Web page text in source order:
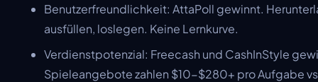
Benutzerfreundlichkeit: AttaPoll gewinnt.
ausfüllen, loslegen. Keine Lernkurve.
Verdienstpotenzial: Freecash und CashInStyle
Spieleangebote zahlen $10-$280+ pro Aufgabe